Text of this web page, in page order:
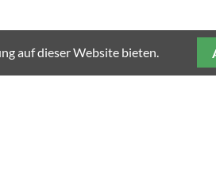
auf dieser Website bieten.